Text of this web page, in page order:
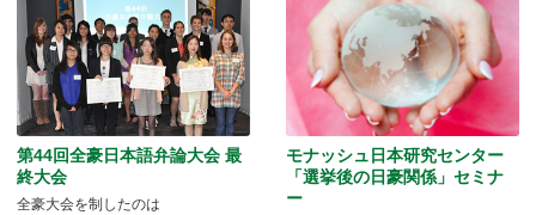
第44回全豪日本語弁論大会 最
終大会
全豪大会を制したのは
モナッシュ日本研究センター
「選挙後の日豪関係」セミナ
ー